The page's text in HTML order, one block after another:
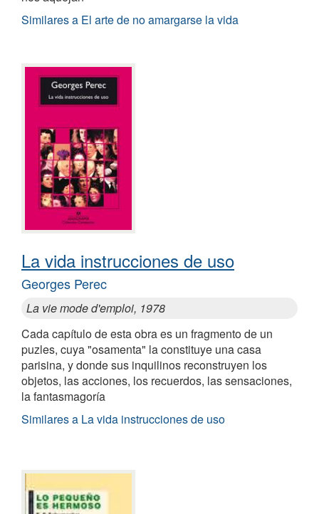
Similares a El arte de no amargarse la vida
La vida instrucciones de uso
Georges Perec
La vie mode d'emploi, 1978
Cada capítulo de esta obra es un fragmento de un
puzles, cuya "osamenta" la constituye una casa
parisina, y donde sus inquilinos reconstruyen los
objetos, las acciones, los recuerdos, las sensaciones,
la fantasmagoría
Similares a La vida instrucciones de uso